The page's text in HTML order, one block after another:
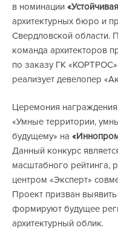
в номинации
архитектурных бюро и
Свердловской области.
команда архитекторов
по заказу ГК
реализует девелопер
Церемония награждения
«Умные территории,
будущему» на
Данный конкурс
масштабного рейтинга,
центром «Эксперт»
Проект призван
формируют будущее
архитектурный облик.